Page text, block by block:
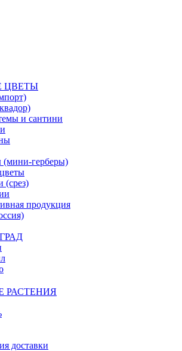
ЦВЕТЫ
и сантини
(мини-герберы)
(срез)
продукция
РАСТЕНИЯ
доставки